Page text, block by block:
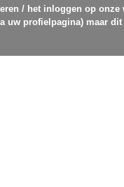
/ het inloggen op
uw profielpagina) maar